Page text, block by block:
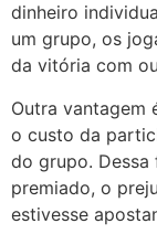
dinheiro
um grupo, os
da vitória com
Outra vantagem
o custo da
do grupo. Dessa
premiado, o
estivesse